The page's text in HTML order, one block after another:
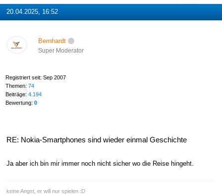
20.04.2025, 16:52
Bernhardt
Super Moderator
Registriert seit: Sep 2007
Themen: 74
Beiträge: 4.194
Bewertung: 0
RE: Nokia-Smartphones sind wieder einmal Geschichte
Ja aber ich bin mir immer noch nicht sicher wo die Reise hingeht.
keine Angst, er will nur spielen :D